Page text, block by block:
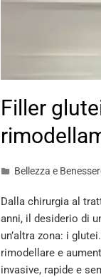
Filler
Bellezza e
Dalla chirurgia al
anni, il desiderio di
un’altra zona: i
rimodellare e
invasive, rapide e